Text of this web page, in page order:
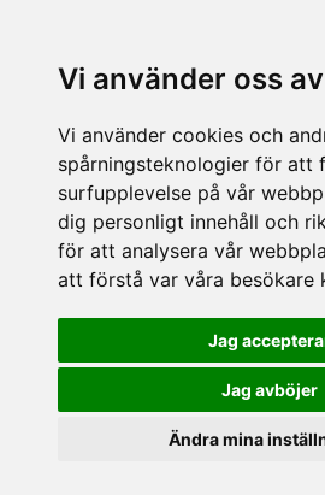
Vi använder oss
Vi använder cookies och
spårningsteknologier för att
surfupplevelse på vår
dig personligt innehåll och
för att analysera vår
att förstå var våra besökare
Jag
Jag avböjer
Ändra mina